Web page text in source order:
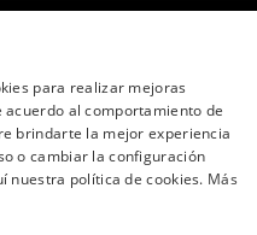
EN:
para realizar mejoras
al comportamiento de
brindarte la mejor experiencia
o cambiar la configuración
nuestra política de cookies. Más